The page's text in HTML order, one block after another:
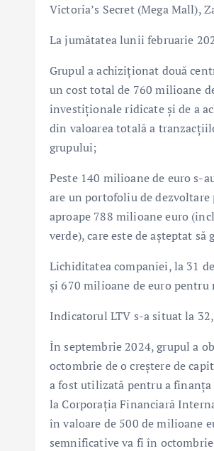
Victoria’s Secret (Mega Mall),
La jumătatea lunii februarie
Grupul a achiziționat două
un cost total de 760 milioane
investiționale ridicate și de a
din valoarea totală a
grupului;
Peste 140 milioane de euro s-
are un portofoliu de
aproape 788 milioane euro
verde), care este de așteptat
Lichiditatea companiei, la 31
și 670 milioane de euro
Indicatorul LTV s-a situat la
În septembrie 2024, grupul a
octombrie de o creștere de
a fost utilizată pentru a
la Corporația Financiară
în valoare de 500 de milioane
semnificative va fi în